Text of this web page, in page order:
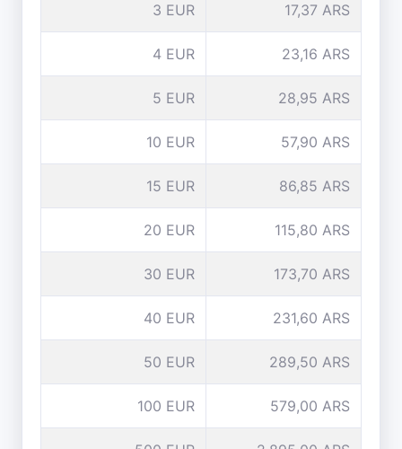
3 EUR 17,37 ARS
4 EUR 23,16 ARS
5 EUR 28,95 ARS
10 EUR 57,90 ARS
15 EUR 86,85 ARS
20 EUR 115,80 ARS
30 EUR 173,70 ARS
40 EUR 231,60 ARS
50 EUR 289,50 ARS
100 EUR 579,00 ARS